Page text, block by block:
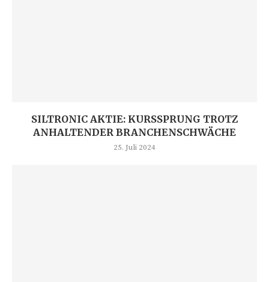
SILTRONIC AKTIE: KURSSPRUNG TROTZ
ANHALTENDER BRANCHENSCHWÄCHE
25. Juli 2024